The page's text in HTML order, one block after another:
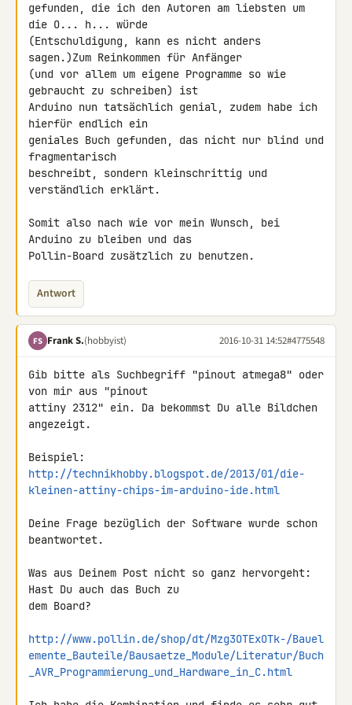
gefunden, die ich den Autoren am liebsten um
die O... h... würde
(Entschuldigung, kann es nicht anders
sagen.)Zum Reinkommen für Anfänger
(und vor allem um eigene Programme so wie
gebraucht zu schreiben) ist
Arduino nun tatsächlich genial, zudem habe ich
hierfür endlich ein
geniales Buch gefunden, das nicht nur blind und
fragmentarisch
beschreibt, sondern kleinschrittig und
verständlich erklärt.
Somit also nach wie vor mein Wunsch, bei
Arduino zu bleiben und das
Pollin-Board zusätzlich zu benutzen.
Antwort
FS Frank S.(hobbyist) 2016-10-31 14:52#4775548
Gib bitte als Suchbegriff "pinout atmega8" oder
von mir aus "pinout
attiny 2312" ein. Da bekommst Du alle Bildchen
angezeigt.
http://technikhobby.blogspot.de/2013/01/die-
kleinen-attiny-chips-im-arduino-ide.html
Deine Frage bezüglich der Software wurde schon
beantwortet.
Was aus Deinem Post nicht so ganz hervorgeht:
Hast Du auch das Buch zu
dem Board?
http://www.pollin.de/shop/dt/Mzg3OTExOTk-/Bauel
emente_Bauteile/Bausaetze_Module/Literatur/Buch
_AVR_Programmierung_und_Hardware_in_C.html